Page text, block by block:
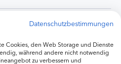
Datenschutzbestimmungen
Cookies, den Web Storage und Dienste
während andere nicht notwendig
zu verbessern und